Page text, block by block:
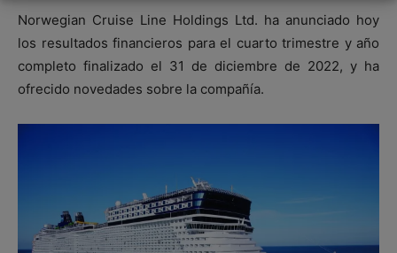
Norwegian Cruise Line Holdings Ltd. ha anunciado hoy
los resultados financieros para el cuarto trimestre y año
completo finalizado el 31 de diciembre de 2022, y ha
ofrecido novedades sobre la compañía.